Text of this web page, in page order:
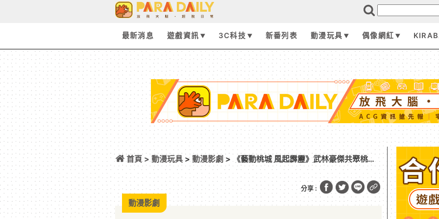
最新消息 遊戲資訊 3C科技 新番列表 動漫玩具 偶像網紅
首頁 >動漫玩具 >動漫影劇 > 《藝動桃城 風起霹靂》武林豪傑共聚桃
園，江湖再見!融合霹靂布袋戲宇宙觀與音樂劇模式 體現桃園城市
文化亮點!
分享 :
動漫影劇